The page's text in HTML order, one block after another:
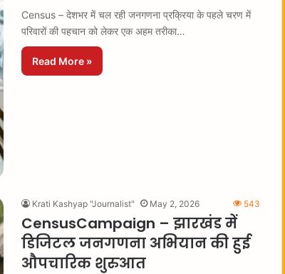
Census – देशभर में चल रही जनगणना प्रक्रिया के पहले चरण में
परिवारों की पहचान को लेकर एक अहम तरीका…
Read More »
Krati Kashyap "Journalist" May 2, 2026 543
CensusCampaign – झारखंड में
डिजिटल जनगणना अभियान की हुई
औपचारिक शुरुआत